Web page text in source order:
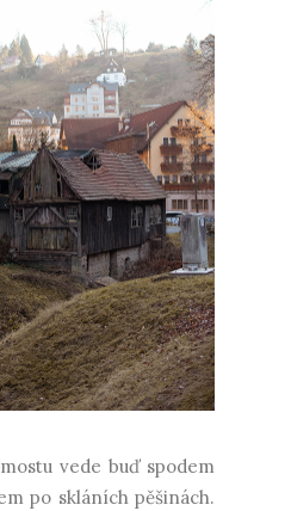
vede buď spodem
po skláních pěšinách.